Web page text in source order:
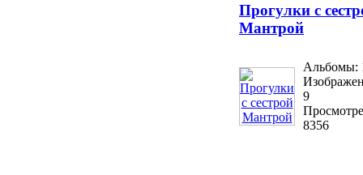
Прогулки с
Мантрой
Альбомы:
9
8356